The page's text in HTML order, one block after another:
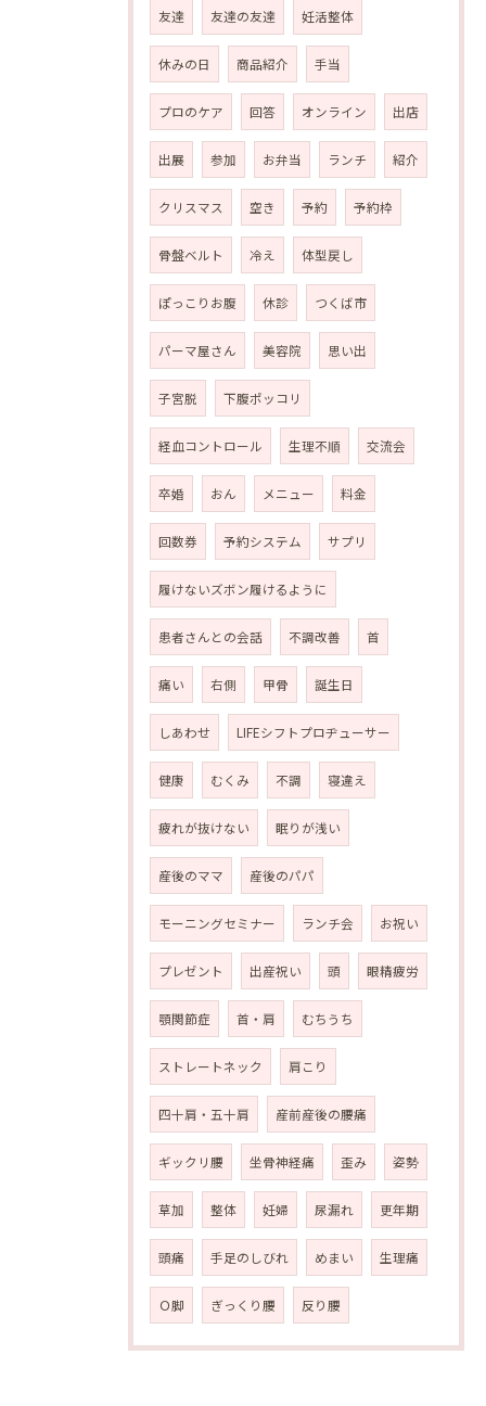
友達 友達の友達 妊活整体
休みの日 商品紹介 手当
プロのケア 回答 オンライン 出店
出展 参加 お弁当 ランチ 紹介
クリスマス 空き 予約 予約枠
骨盤ベルト 冷え 体型戻し
ぽっこりお腹 休診 つくば市
パーマ屋さん 美容院 思い出
子宮脱 下腹ポッコリ
経血コントロール 生理不順 交流会
卒婚 おん メニュー 料金
回数券 予約システム サプリ
履けないズボン履けるように
患者さんとの会話 不調改善 首
痛い 右側 甲骨 誕生日
しあわせ LIFEシフトプロヂューサー
健康 むくみ 不調 寝違え
疲れが抜けない 眠りが浅い
産後のママ 産後のパパ
モーニングセミナー ランチ会 お祝い
プレゼント 出産祝い 頭 眼精疲労
顎関節症 首・肩 むちうち
ストレートネック 肩こり
四十肩・五十肩 産前産後の腰痛
ギックリ腰 坐骨神経痛 歪み 姿勢
草加 整体 妊婦 尿漏れ 更年期
頭痛 手足のしびれ めまい 生理痛
Ｏ脚 ぎっくり腰 反り腰